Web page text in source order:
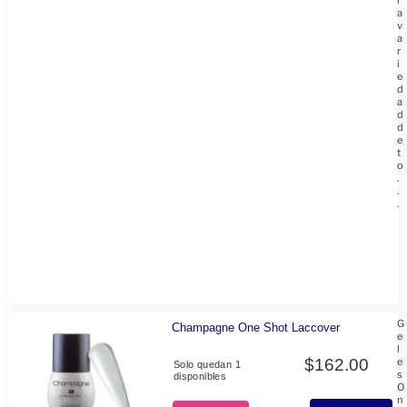
a
v
a
r
i
e
d
a
d
d
e
t
o
.
.
.
Champagne One Shot Laccover
Solo quedan 1
disponibles
$162.00
G
e
l
e
s
O
n